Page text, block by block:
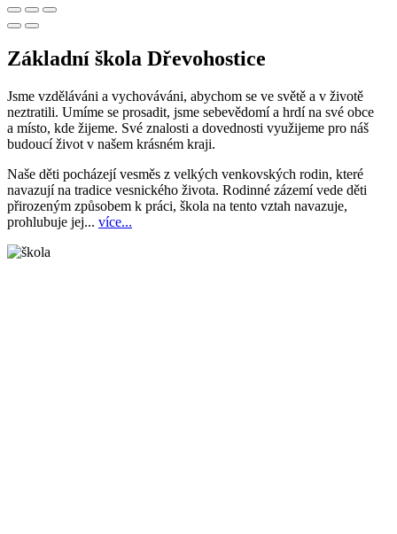
Základní škola Dřevohostice
Jsme vzděláváni a vychováváni, abychom se ve světě a v životě
neztratili. Umíme se prosadit, jsme sebevědomí a hrdí na své obce
a místo, kde žijeme. Své znalosti a dovednosti využijeme pro náš
budoucí život v našem krásném kraji.
Naše děti pocházejí vesměs z velkých venkovských rodin, které
navazují na tradice vesnického života. Rodinné zázemí vede děti
přirozeným způsobem k práci, škola na tento vztah navazuje,
prohlubuje jej... více...